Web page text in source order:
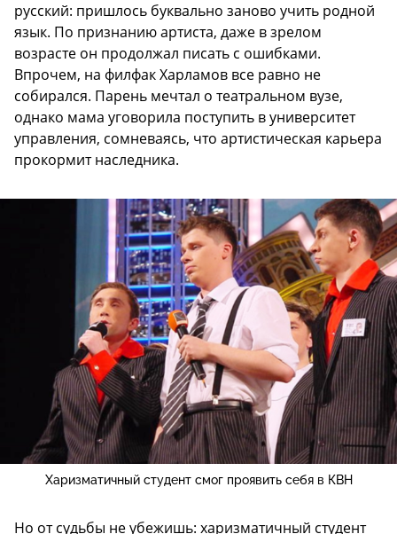
русский: пришлось буквально заново учить родной
язык. По признанию артиста, даже в зрелом
возрасте он продолжал писать с ошибками.
Впрочем, на филфак Харламов все равно не
собирался. Парень мечтал о театральном вузе,
однако мама уговорила поступить в университет
управления, сомневаясь, что артистическая карьера
прокормит наследника.
Харизматичный студент смог проявить себя в КВН
Но от судьбы не убежишь: харизматичный студент